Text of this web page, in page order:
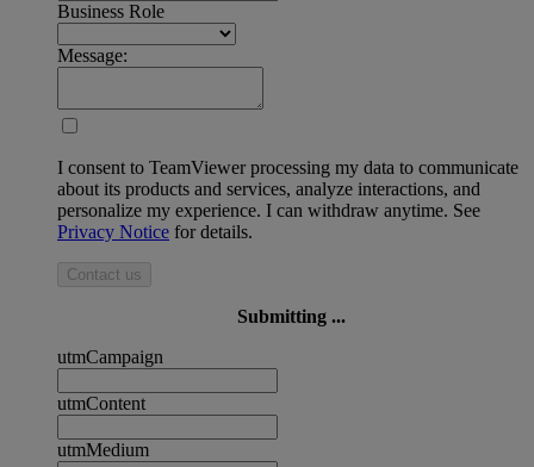
Business Role
Message:
I consent to TeamViewer processing my data to communicate
about its products and services, analyze interactions, and
personalize my experience. I can withdraw anytime. See
Privacy Notice for details.
Contact us
Submitting ...
utmCampaign
utmContent
utmMedium